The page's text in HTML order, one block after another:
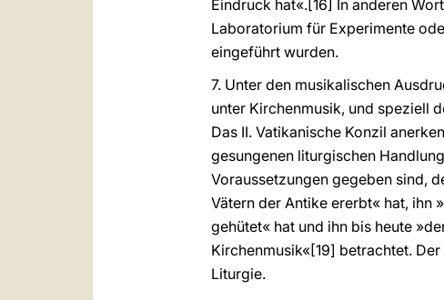
Eindruck hat«.[16] In anderen
Laboratorium für Experimente
eingeführt wurden.
7. Unter den musikalischen
unter Kirchenmusik, und speziell
Das II. Vatikanische Konzil
gesungenen liturgischen
Voraussetzungen gegeben sind,
Vätern der Antike ererbt« hat, ihn
gehütet« hat und ihn bis heute
Kirchenmusik«[19] betrachtet.
Liturgie.